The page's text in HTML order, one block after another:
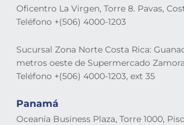
Oficentro La Virgen, Torre 8. Pavas,
Teléfono +(506) 4000-1203
Sucursal Zona Norte Costa Rica:
metros oeste de Supermercado
Teléfono +(506) 4000-1203, ext 35
Panamá
Oceanía Business Plaza, Torre 1000,